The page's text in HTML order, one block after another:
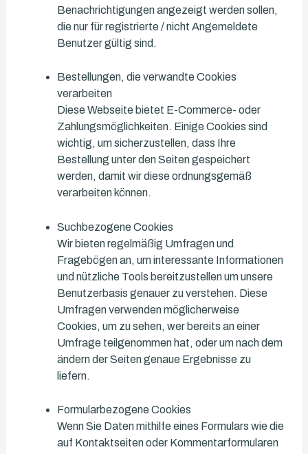
Benachrichtigungen angezeigt werden sollen,
die nur für registrierte / nicht Angemeldete
Benutzer gültig sind.
Bestellungen, die verwandte Cookies
verarbeiten
Diese Webseite bietet E-Commerce- oder
Zahlungsmöglichkeiten. Einige Cookies sind
wichtig, um sicherzustellen, dass Ihre
Bestellung unter den Seiten gespeichert
werden, damit wir diese ordnungsgemäß
verarbeiten können.
Suchbezogene Cookies
Wir bieten regelmäßig Umfragen und
Fragebögen an, um interessante Informationen
und nützliche Tools bereitzustellen um unsere
Benutzerbasis genauer zu verstehen. Diese
Umfragen verwenden möglicherweise
Cookies, um zu sehen, wer bereits an einer
Umfrage teilgenommen hat, oder um nach dem
ändern der Seiten genaue Ergebnisse zu
liefern.
Formularbezogene Cookies
Wenn Sie Daten mithilfe eines Formulars wie die
auf Kontaktseiten oder Kommentarformularen